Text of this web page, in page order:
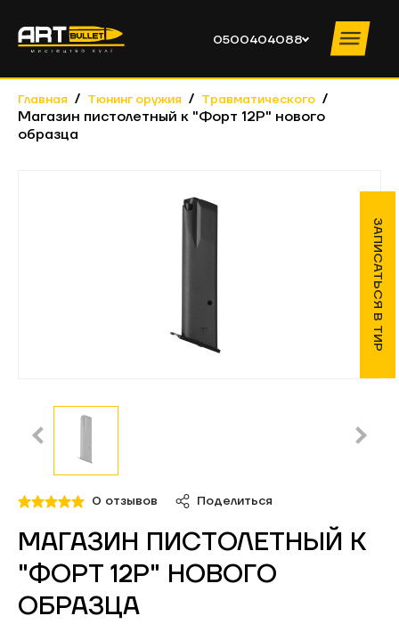
Личный кабинет
0500404088
УСЛУГИ ТИРА
Главная Тюнинг оружия Травматического
Магазин пистолетный к "Форт 12Р" нового
образца
0 отзывов Поделиться
МАГАЗИН ПИСТОЛЕТНЫЙ К
"ФОРТ 12Р" НОВОГО
ОБРАЗЦА
ЗАПИСАТЬСЯ В ТИР